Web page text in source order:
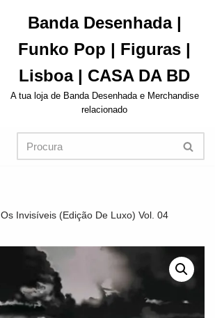
Banda Desenhada |
Funko Pop | Figuras |
Lisboa | CASA DA BD
A tua loja de Banda Desenhada e Merchandise
relacionado
Os Invisíveis (Edição De Luxo) Vol. 04